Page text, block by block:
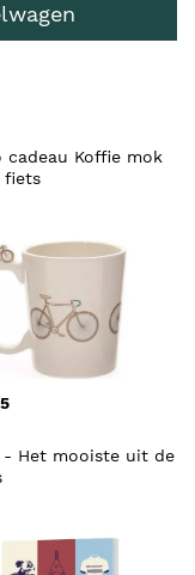
cadeau Koffie mok
fiets
- Het mooiste uit de